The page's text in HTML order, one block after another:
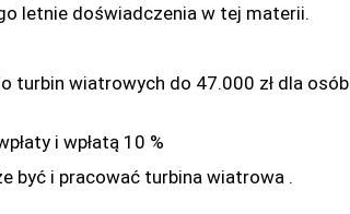
letnie doświadczenia w tej materii.
turbin wiatrowych do 47.000 zł dla osób
i wpłatą 10 %
być i pracować turbina wiatrowa .